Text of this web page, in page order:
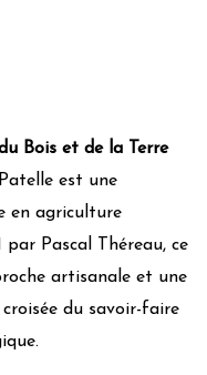
Bois et de la Terre
est une
en agriculture
par Pascal Théreau, ce
artisanale et une
du savoir-faire